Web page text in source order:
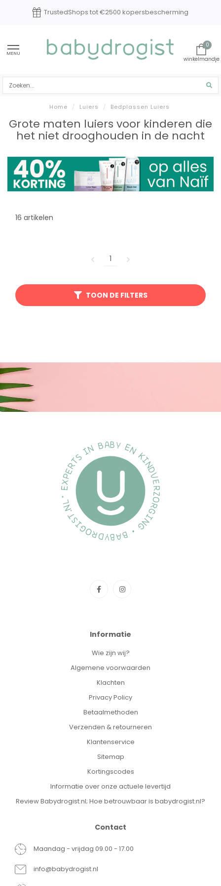
TrustedShops tot €2500 kopersbescherming
MENU
0
Home / Luiers / Bedplassen Luiers
Grote maten luiers voor kinderen die
het niet drooghouden in de nacht
16 artikelen
1
TOON DE FILTERS
Informatie
Wie zijn wij?
Algemene voorwaarden
Klachten
Privacy Policy
Betaalmethoden
Verzenden & retourneren
Klantenservice
Sitemap
Kortingscodes
Informatie over onze actuele levertijd
Review Babydrogist.nl; Hoe betrouwbaar is babydrogist.nl?
Contact
Maandag - vrijdag 09.00 - 17.00
info@babydrogist.nl